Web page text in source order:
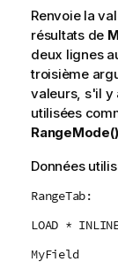
Renvoie la
résultats de
deux lignes
troisième
valeurs, s'il y
utilisées
RangeMode()
Données
RangeTab:
LOAD *
MyField